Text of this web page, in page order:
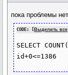
пока проблемы нет
CODE: [ Выделить все
SELECT
id+0<=1386